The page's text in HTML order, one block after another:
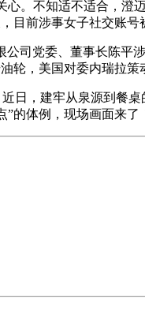
。不知适不适合，
目前涉事女子社交账号
党委、董事长陈平
轮，美国对委内瑞拉策
，建牢从泉源到餐桌
体例，现场画面来